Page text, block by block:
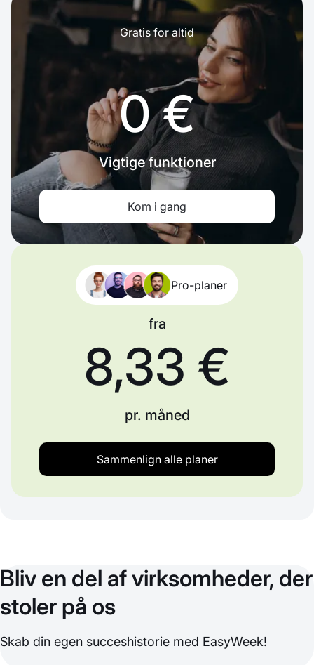
Gratis for altid
0 €
Vigtige funktioner
Kom i gang
Pro-planer
fra
8,33 €
pr. måned
Sammenlign alle planer
Bliv en del af virksomheder, der
stoler på os
Skab din egen succeshistorie med EasyWeek!